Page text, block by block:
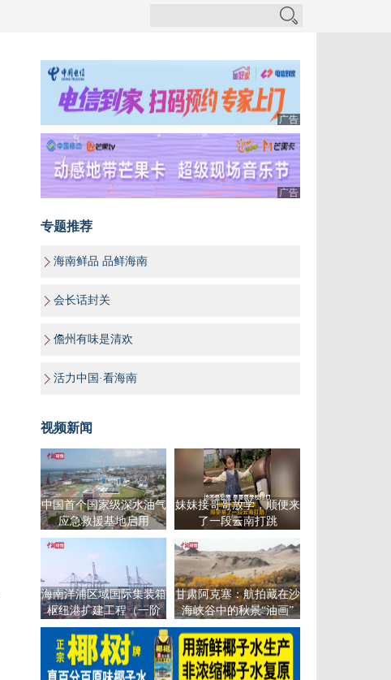
广告
广告
专题推荐
海南鲜品 品鲜海南
会长话封关
儋州有味是清欢
活力中国·看海南
视频新闻
中国首个国家级深水油气
应急救援基地启用
妹妹接哥哥放学，顺便来
了一段云南打跳
海南洋浦区域国际集装箱
枢纽港扩建工程（一阶
段）二期码头交工验收
甘肃阿克塞：航拍藏在沙
海峡谷中的秋景“油画”